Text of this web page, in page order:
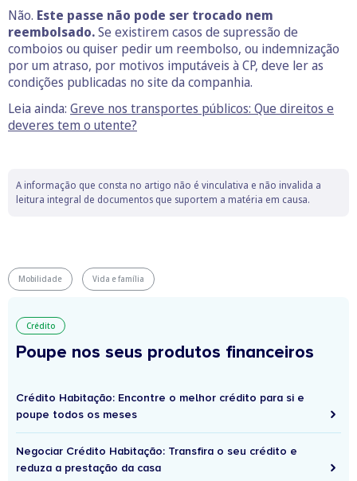
Não. Este passe não pode ser trocado nem
reembolsado.Se existirem casos de supressão de
comboios ou quiser pedir um reembolso, ou indemnização
por um atraso, por motivos imputáveis à CP, deve ler as
condições publicadas no site da companhia.
Leia ainda: Greve nos transportes públicos: Que direitos e
deveres tem o utente?
A informação que consta no artigo não é vinculativa e não invalida a
leitura integral de documentos que suportem a matéria em causa.
Mobilidade Vida e família
Crédito
Poupe nos seus produtos financeiros
Crédito Habitação: Encontre o melhor crédito para si e
poupe todos os meses
Negociar Crédito Habitação: Transfira o seu crédito e
reduza a prestação da casa